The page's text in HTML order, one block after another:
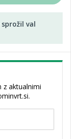
val
z aktualnimi